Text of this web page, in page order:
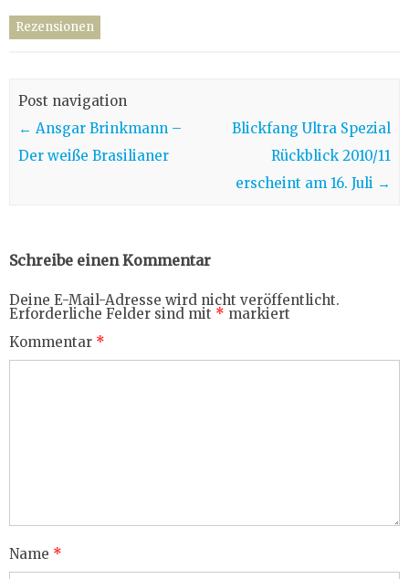
Rezensionen
Post navigation
← Ansgar Brinkmann –
Der weiße Brasilianer
Blickfang Ultra Spezial
Rückblick 2010/11
erscheint am 16. Juli →
Schreibe einen Kommentar
Deine E-Mail-Adresse wird nicht veröffentlicht.
Erforderliche Felder sind mit * markiert
Kommentar *
Name *